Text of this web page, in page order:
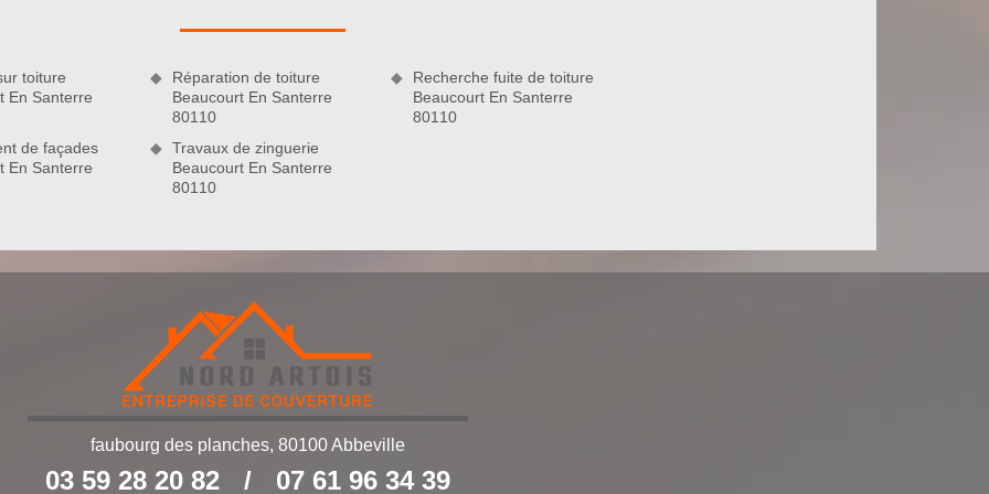
passionnés qui accentuent leur professionnalisme ainsi
de réparation de toiture
toiture
En Santerre
de façades
En Santerre
Réparation de toiture
Beaucourt En Santerre
80110
Travaux de zinguerie
Beaucourt En Santerre
80110
Recherche fuite de toiture
Beaucourt En Santerre
80110
faubourg des planches, 80100 Abbeville
03 59 28 20 82 / 07 61 96 34 39